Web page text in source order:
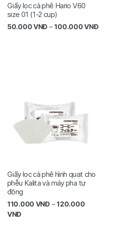
Giấy lọc cà phê Hario V60
size 01 (1-2 cup)
50.000VNĐ –100.000VNĐ
Giấy lọc cà phê hình quạt cho
phễu Kalita và máy pha tự
động
110.000 VNĐ–120.000
VNĐ